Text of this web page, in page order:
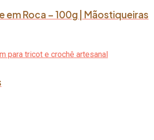
em Roca – 100g | Mãostiqueiras